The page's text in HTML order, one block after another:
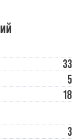
33
5
18
3